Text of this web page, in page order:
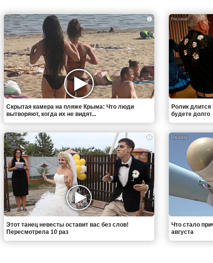
i
Скрытая камера на пляже Крыма: Что люди
вытворяют, когда их не видят...
Ролик длится
будете долго
i
Этот танец невесты оставит вас без слов!
Пересмотрела 10 раз
Что стало
августа